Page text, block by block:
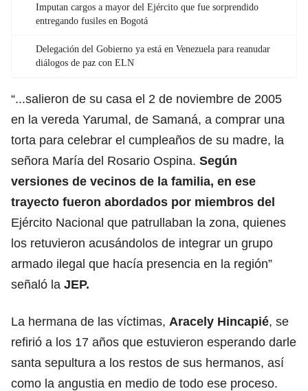
Imputan cargos a mayor del Ejército que fue sorprendido
entregando fusiles en Bogotá
Delegación del Gobierno ya está en Venezuela para reanudar
diálogos de paz con ELN
“...salieron de su casa el 2 de noviembre de 2005
en la vereda Yarumal, de Samaná, a comprar una
torta para celebrar el cumpleaños de su madre, la
señora María del Rosario Ospina. Según
versiones de vecinos de la familia, en ese
trayecto fueron abordados por miembros del
Ejército Nacional que patrullaban la zona, quienes
los retuvieron acusándolos de integrar un grupo
armado ilegal que hacía presencia en la región”
señaló la JEP.
La hermana de las víctimas, Aracely Hincapié, se
refirió a los 17 años que estuvieron esperando darle
santa sepultura a los restos de sus hermanos, así
como la angustia en medio de todo ese proceso.